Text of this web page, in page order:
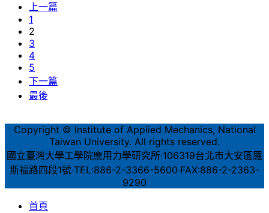
上一篇
1
2
3
4
5
下一篇
最後
Copyright © Institute of Applied Mechanics, National
Taiwan University. All rights reserved.
國立臺灣大學工學院應用力學研究所‧106319台北市大安區羅
斯福路四段1號‧TEL:886-2-3366-5600‧FAX:886-2-2363-
9290
首頁